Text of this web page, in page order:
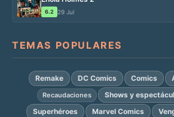
6.2 29 Jul
TEMAS POPULARES
Remake DC Comics Comics
Recaudaciones Shows y
Superhéroes
Marvel Comics